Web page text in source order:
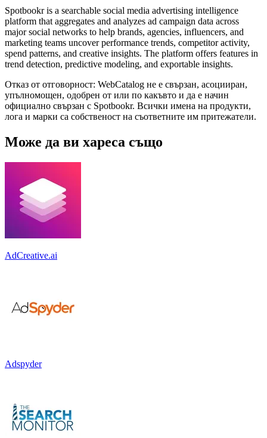
Spotbookr is a searchable social media advertising intelligence
platform that aggregates and analyzes ad campaign data across
major social networks to help brands, agencies, influencers, and
marketing teams uncover performance trends, competitor activity,
spend patterns, and creative insights. The platform offers features in
trend detection, predictive modeling, and exportable insights.
Отказ от отговорност: WebCatalog не е свързан, асоцииран,
упълномощен, одобрен от или по какъвто и да е начин
официално свързан с Spotbookr. Всички имена на продукти,
лога и марки са собственост на съответните им притежатели.
Може да ви хареса също
AdCreative.ai
Adspyder